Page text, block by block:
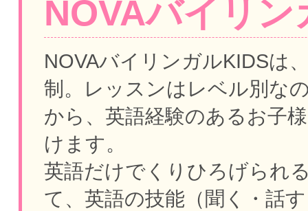
NOVAバイリン
NOVAバイリンガルKIDSは
制。
レッスンはレベル別な
から、英語経験のあるお子
けます。
英語だけでくりひろげられ
て、英語の技能（聞く・話